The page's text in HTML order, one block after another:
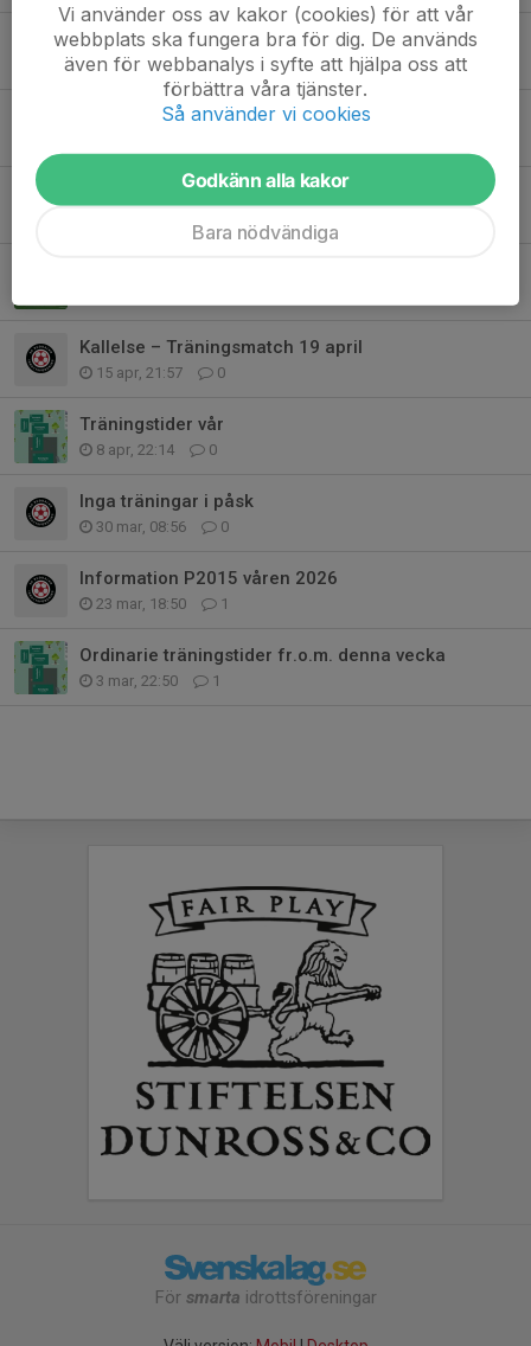
Titta på Häcken-Hammarby
24 maj, 23:15 19
Fotboll tillsammans 9 maj
Kallelse – Träningsmatch 19 april
15 apr, 21:57 0
Träningstider vår
8 apr, 22:14 0
Inga träningar i påsk
30 mar, 08:56 0
Information P2015 våren 2026
23 mar, 18:50 1
Ordinarie träningstider fr.o.m. denna vecka
3 mar, 22:50 1
För smarta idrottsföreningar
Vi använder oss av kakor (cookies) för att vår
webbplats ska fungera bra för dig. De används
även för webbanalys i syfte att hjälpa oss att
förbättra våra tjänster.
Så använder vi cookies
Godkänn alla kakor
Bara nödvändiga